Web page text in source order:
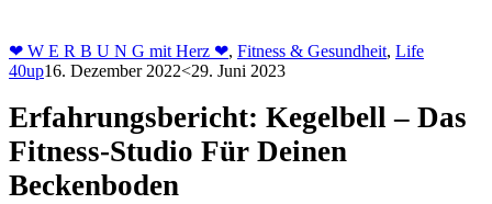
❤ W E R B U N G mit Herz ❤, Fitness & Gesundheit, Life
40up16. Dezember 2022<29. Juni 2023
Erfahrungsbericht: Kegelbell – Das
Fitness-Studio Für Deinen
Beckenboden